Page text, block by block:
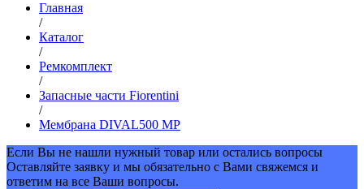
Главная
/
Каталог
/
Ремкомплект
/
Запасные части Fiorentini
/
Мембрана DIVAL500 MP
Если Вы не нашли нужный товар или остались вопросы
Оставляйте заявку и мы обязательно с Вами свяжемся и
ответим на все Ваши вопросы.